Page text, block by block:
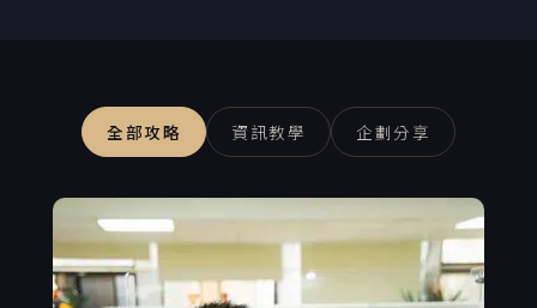
全部攻略 資訊教學 企劃分享